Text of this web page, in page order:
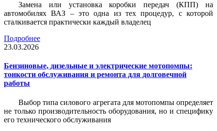
Замена или установка коробки передач (КПП) на
автомобилях ВАЗ – это одна из тех процедур, с которой
сталкивается практически каждый владелец
Подробнее
23.03.2026
Бензиновые, дизельные и электрические мотопомпы:
тонкости обслуживания и ремонта для долговечной
работы
Выбор типа силового агрегата для мотопомпы определяет
не только производительность оборудования, но и специфику
его технического обслуживания